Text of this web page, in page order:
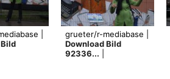
|
grueter/r-mediabase |
Download Bild
92336...